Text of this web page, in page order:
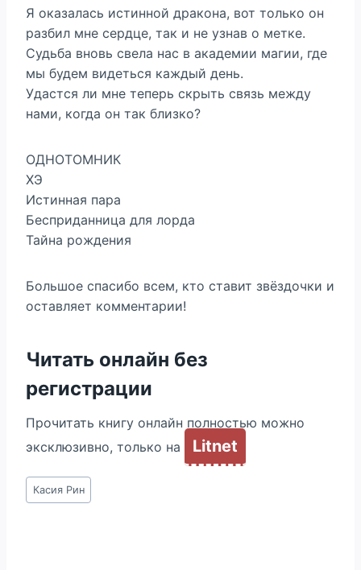
Я оказалась истинной дракона, вот только он
разбил мне сердце, так и не узнав о метке.
Судьба вновь свела нас в академии магии, где
мы будем видеться каждый день.
Удастся ли мне теперь скрыть связь между
нами, когда он так близко?
ОДНОТОМНИК
ХЭ
Истинная пара
Бесприданница для лорда
Тайна рождения
Большое спасибо всем, кто ставит звёздочки и
оставляет комментарии!
Читать онлайн без
регистрации
Прочитать книгу онлайн полностью можно
эксклюзивно, только на
Litnet
Метки
записи:
Касия Рин